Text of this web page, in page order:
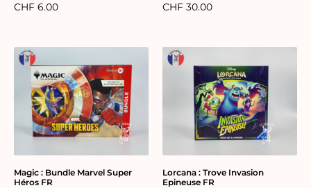
CHF 6.00 CHF 30.00
Magic : Bundle Marvel Super
Héros FR
Lorcana : Trove Invasion
Epineuse FR